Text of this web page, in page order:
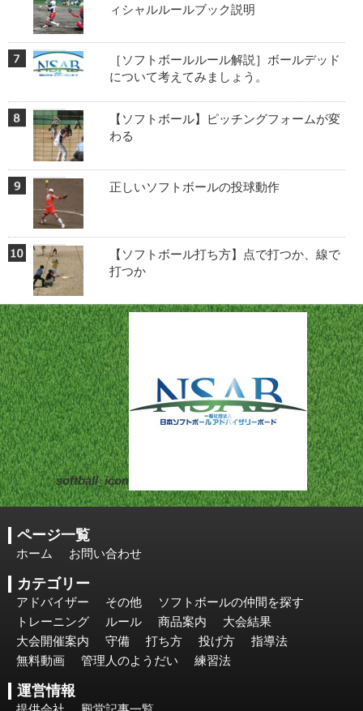
ィシャルルールブック説明
［ソフトボールルール解説］ボールデッド
について考えてみましょう。
【ソフトボール】ピッチングフォームが変
わる
正しいソフトボールの投球動作
【ソフトボール打ち方】点で打つか、線で
打つか
softball_icon
ページ一覧
ホーム お問い合わせ
カテゴリー
アドバイザー その他
ソフトボールの仲間を探す
トレーニング
ルール 商品案内
大会結果
大会開催案内
守備 打ち方 投げ方
指導法
無料動画
管理人のようだい 練習法
運営情報